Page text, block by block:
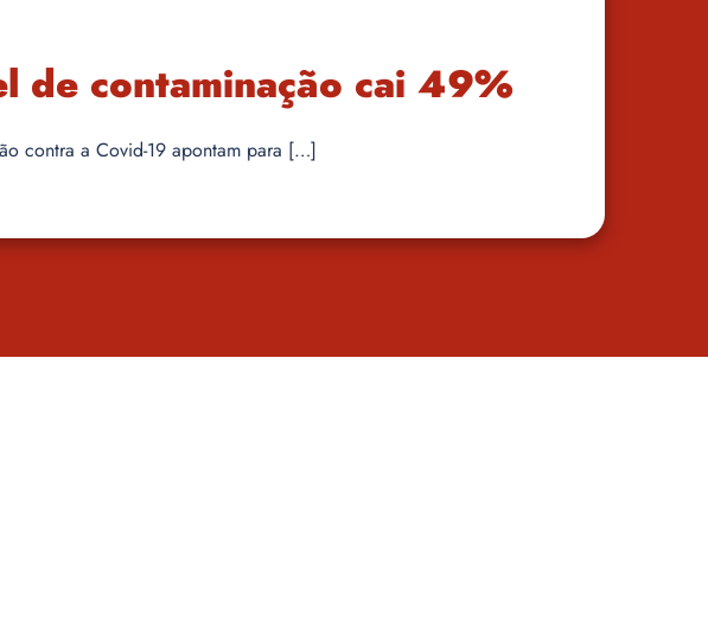
de contaminação cai 49%
contra a Covid-19 apontam para […]